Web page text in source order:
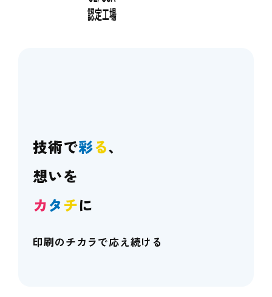
技術で彩る、
想いを
カタチに
印刷のチカラで応え続ける